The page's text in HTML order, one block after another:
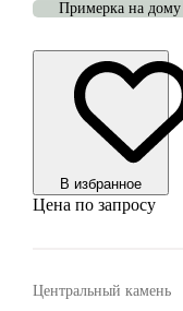
Примерка на дому
В избранноe
Цена по запросу
Центральный камень